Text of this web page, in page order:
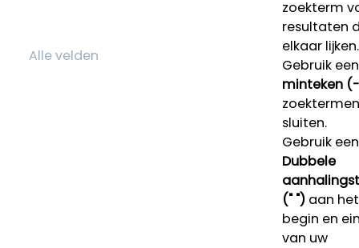
zoekterm
resultaten
elkaar lijken.
Gebruik een
minteken
sluiten.
Gebruik een
Dubbele
(" ")aan het
begin en
van uw